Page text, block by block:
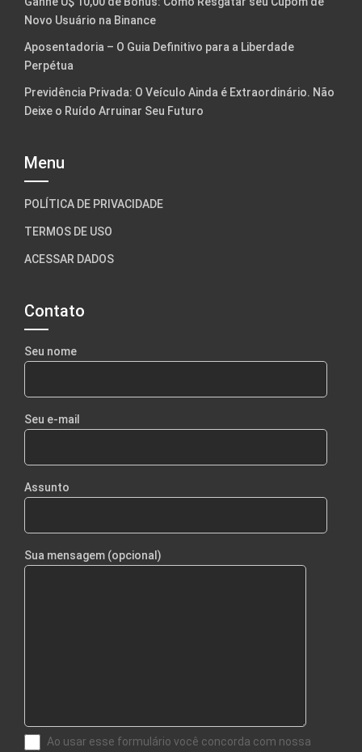
Novo Usuário na Binance
Aposentadoria – O Guia Definitivo para a Liberdade
Perpétua
Previdência Privada: O Veículo Ainda é Extraordinário. Não
Deixe o Ruído Arruinar Seu Futuro
Menu
POLÍTICA DE PRIVACIDADE
TERMOS DE USO
ACESSAR DADOS
Contato
Seu nome
Seu e-mail
Assunto
Sua mensagem (opcional)
Ao usar esse formulário você concorda com nossa